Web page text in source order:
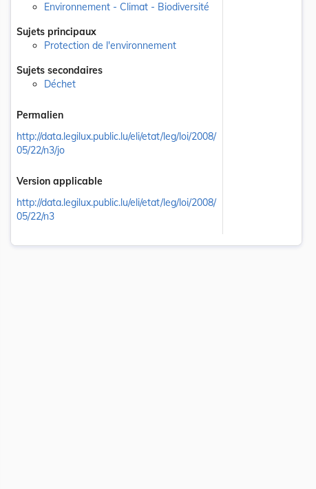
Environnement - Climat - Biodiversité
Sujets principaux
Protection de l'environnement
Sujets secondaires
Déchet
Permalien
http://data.legilux.public.lu/eli/etat/leg/loi/2008/
05/22/n3/jo
Version applicable
http://data.legilux.public.lu/eli/etat/leg/loi/2008/
05/22/n3